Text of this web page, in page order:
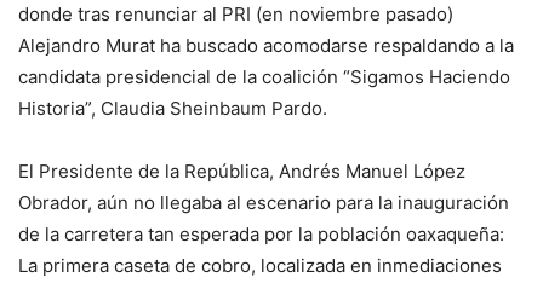
donde tras renunciar al PRI (en noviembre pasado)
Alejandro Murat ha buscado acomodarse respaldando a la
candidata presidencial de la coalición “Sigamos Haciendo
Historia”, Claudia Sheinbaum Pardo.
El Presidente de la República, Andrés Manuel López
Obrador, aún no llegaba al escenario para la inauguración
de la carretera tan esperada por la población oaxaqueña:
La primera caseta de cobro, localizada en inmediaciones